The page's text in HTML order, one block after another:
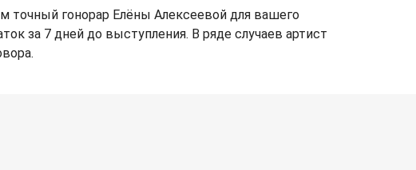
гонорар Елёны Алексеевой для вашего
за 7 дней до выступления. В ряде случаев артист